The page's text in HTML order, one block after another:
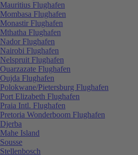
Mauritius Flughafen
Mombasa Flughafen
Monastir Flughafen
Mthatha Flughafen
Nador Flughafen
Nairobi Flughafen
Nelspruit Flughafen
Ouarzazate Flughafen
Oujda Flughafen
Polokwane/Pietersburg Flughafen
Port Elizabeth Flughafen
Praia Intl. Flughafen
Pretoria Wonderboom Flughafen
Djerba
Mahe Island
Sousse
Stellenbosch